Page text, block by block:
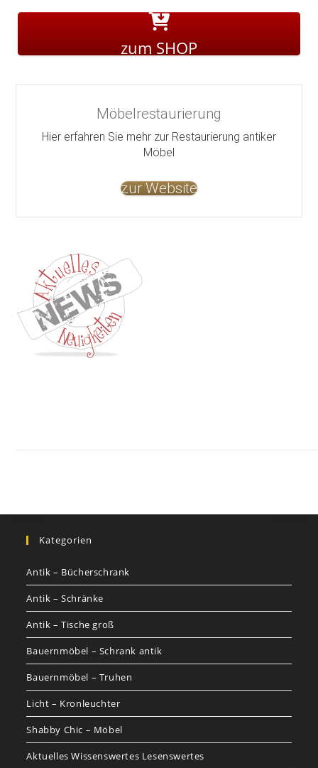
zum SHOP
Möbelrestaurierung
Hier erfahren Sie mehr zur Restaurierung antiker
Möbel
zur Website
Kategorien
Antik – Bücherschrank
Antik – Schränke
Antik – Tische groß
Bauernmöbel – Schrank antik
Bauernmöbel – Truhen
Licht – Kronleuchter
Shabby Chic – Möbel
Aktuelles Wissenswertes Lesenswertes